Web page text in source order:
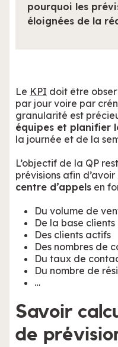
pourquoi les
éloignées de la
Le KPI doit être
par jour voire par
granularité est
équipes et planifier
la journée et de la
L’objectif de la QP
prévisions afin
centre d’appels en
Du volume de
De la base clients
Des clients actifs
Des nombres de
Du taux de
Du nombre de
…
Savoir
de